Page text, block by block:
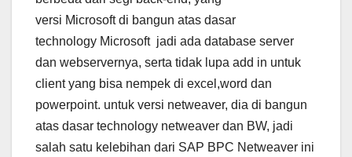
versi Microsoft di bangun atas dasar
technology Microsoft jadi ada database server
dan webservernya, serta tidak lupa add in untuk
client yang bisa nempek di excel,word dan
powerpoint. untuk versi netweaver, dia di bangun
atas dasar technology netweaver dan BW, jadi
salah satu kelebihan dari SAP BPC Netweaver ini